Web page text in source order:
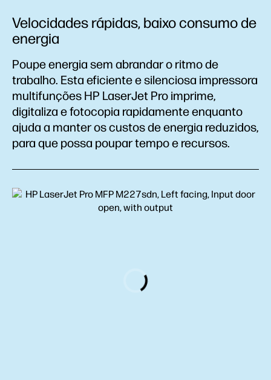
Velocidades rápidas, baixo consumo de
energia
Poupe energia sem abrandar o ritmo de
trabalho. Esta eficiente e silenciosa impressora
multifunções HP LaserJet Pro imprime,
digitaliza e fotocopia rapidamente enquanto
ajuda a manter os custos de energia reduzidos,
para que possa poupar tempo e recursos.